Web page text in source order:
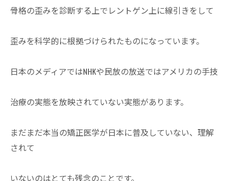
骨格の歪みを診断する上でレントゲン上に線引きをして
歪みを科学的に根拠づけられたものになっています。
日本のメディアではNHKや民放の放送ではアメリカの手技
治療の実態を放映されていない実態があります。
まだまだ本当の矯正医学が日本に普及していない、理解
されて
いないのはとても残念のことです。